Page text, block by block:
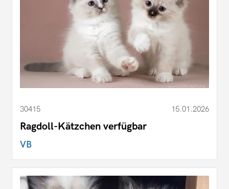
30415 15.01.2026
Ragdoll-Kätzchen verfügbar
VB